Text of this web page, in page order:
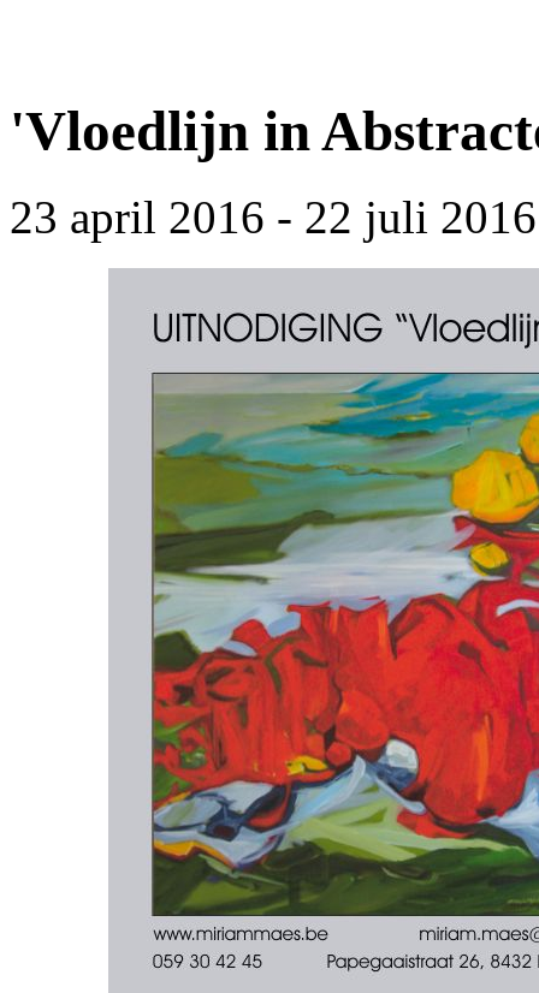
'Vloedlijn in
23 april 2016 - 22 juli 2016